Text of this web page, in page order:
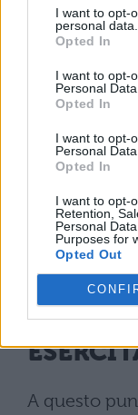
I want to opt-
personal data.
Opted In
I want to opt-
Personal Data.
Opted In
I want to opt-
Personal
Opted In
I want to opt-
Retention,
Personal
Purposes for
Opted Out
ECDL
la
sul
a mano
bisogno
ESAMI
A questo